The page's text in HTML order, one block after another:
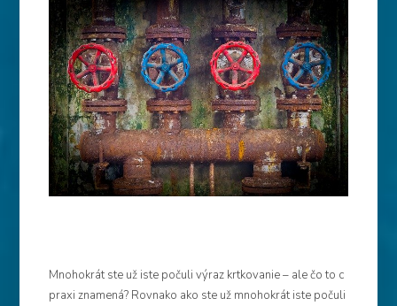
Mnohokrát ste už iste počuli výraz krtkovanie – ale čo to c
praxi znamená? Rovnako ako ste už mnohokrát iste počuli